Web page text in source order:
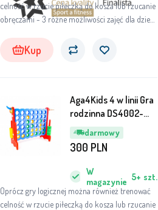
celność w rzucie piłeczką do kosza lub rzucanie
obręczami - 3 różne możliwości zajęć dla dzieci
Kup
darmowy
Aga4Kids 4 w linii Gra
rodzinna DS4002-
BLU-RE
Oprócz gry logicznej można również trenować
celność w rzucie piłeczką do kosza lub rzucanie
W
magazynie 5+ szt.
300 PLN